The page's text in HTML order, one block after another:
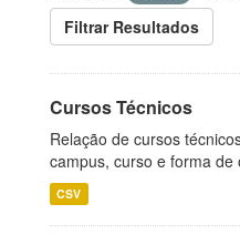
Filtrar Resultados
Cursos Técnicos
Relação de cursos
campus, curso e forma de
CSV